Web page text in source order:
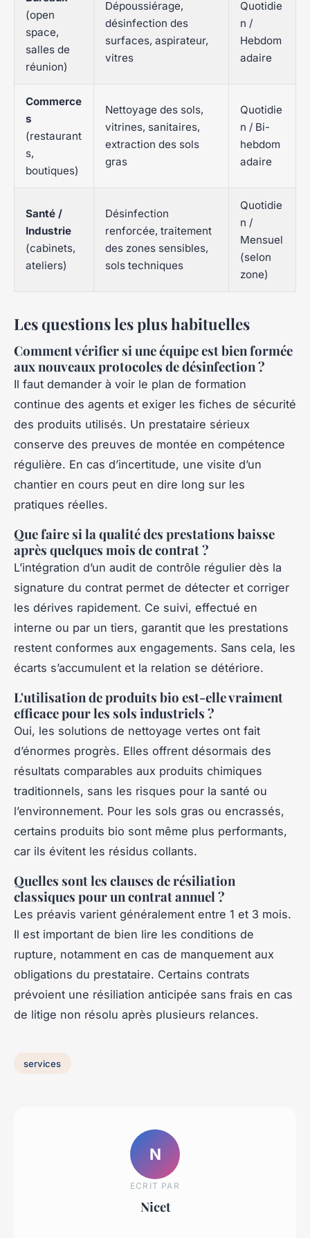
(open
space,
salles de
réunion)
Dépoussiérage,
désinfection des
surfaces, aspirateur,
vitres
Quotidie
n /
Hebdom
adaire
Commerce
s
(restaurant
s,
boutiques)
Nettoyage des sols,
vitrines, sanitaires,
extraction des sols
gras
Quotidie
n / Bi-
hebdom
adaire
Santé /
Industrie
(cabinets,
ateliers)
Désinfection
renforcée, traitement
des zones sensibles,
sols techniques
Quotidie
n /
Mensuel
(selon
zone)
Les questions les plus habituelles
Comment vérifier si une équipe est bien formée
aux nouveaux protocoles de désinfection ?
Il faut demander à voir le plan de formation
continue des agents et exiger les fiches de sécurité
des produits utilisés. Un prestataire sérieux
conserve des preuves de montée en compétence
régulière. En cas d’incertitude, une visite d’un
chantier en cours peut en dire long sur les
pratiques réelles.
Que faire si la qualité des prestations baisse
après quelques mois de contrat ?
L’intégration d’un audit de contrôle régulier dès la
signature du contrat permet de détecter et corriger
les dérives rapidement. Ce suivi, effectué en
interne ou par un tiers, garantit que les prestations
restent conformes aux engagements. Sans cela, les
écarts s’accumulent et la relation se détériore.
L'utilisation de produits bio est-elle vraiment
efficace pour les sols industriels ?
Oui, les solutions de nettoyage vertes ont fait
d’énormes progrès. Elles offrent désormais des
résultats comparables aux produits chimiques
traditionnels, sans les risques pour la santé ou
l’environnement. Pour les sols gras ou encrassés,
certains produits bio sont même plus performants,
car ils évitent les résidus collants.
Quelles sont les clauses de résiliation
classiques pour un contrat annuel ?
Les préavis varient généralement entre 1 et 3 mois.
Il est important de bien lire les conditions de
rupture, notamment en cas de manquement aux
obligations du prestataire. Certains contrats
prévoient une résiliation anticipée sans frais en cas
de litige non résolu après plusieurs relances.
services
N
ECRIT PAR
Nicet